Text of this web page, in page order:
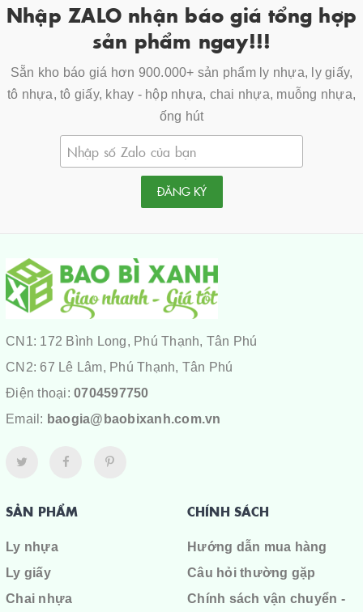
Nhập ZALO nhận báo giá tổng hợp
sản phẩm ngay!!!
Sẵn kho báo giá hơn 900.000+ sản phẩm ly nhựa, ly giấy,
tô nhựa, tô giấy, khay - hộp nhựa, chai nhựa, muỗng nhựa,
ống hút
ĐĂNG KÝ
CN1: 172 Bình Long, Phú Thạnh, Tân Phú
CN2: 67 Lê Lâm, Phú Thạnh, Tân Phú
Điện thoại: 0704597750
Email: baogia@baobixanh.com.vn
SẢN PHẨM
Ly nhựa
Ly giấy
Chai nhựa
CHÍNH SÁCH
Hướng dẫn mua hàng
Câu hỏi thường gặp
Chính sách vận chuyển -